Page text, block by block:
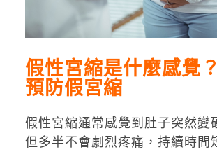
假性宮縮是什麼感覺
預防假宮縮
假性宮縮通常感覺到肚子突然變
但多半不會劇烈疼痛，持續時間